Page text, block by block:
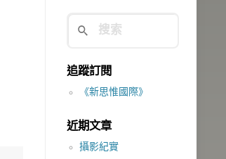
追蹤訂閱
《新思惟國際》
近期文章
攝影紀實